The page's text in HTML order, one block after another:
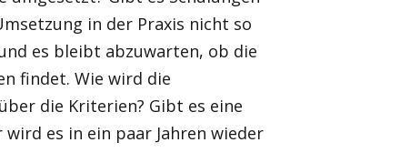
in der Praxis nicht so
es bleibt abzuwarten, ob die
findet. Wie wird die
die Kriterien? Gibt es eine
es in ein paar Jahren wieder